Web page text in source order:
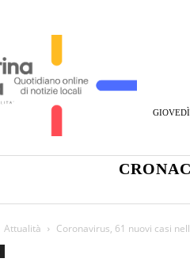
Attualità Coronavirus, 61 nuovi casi